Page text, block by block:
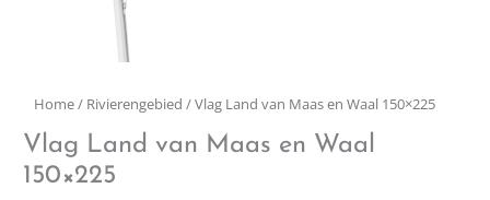
Home/ Rivierengebied / Vlag Land van Maas en Waal 150×225
Vlag Land van Maas en Waal
150×225